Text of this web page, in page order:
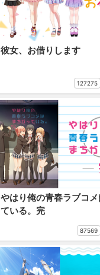
彼女、お借りします
127275
やはり俺の青春ラブコ
ている。完
87569